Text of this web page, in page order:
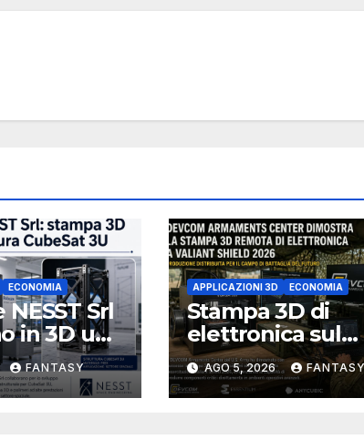
ECONOMIA
Srl
in 3D una
PEEK
FANTASY
APPLICAZIONI 3D ECONOMIA
Stampa 3D di
elettronica sul
campo il test
DEVCOM a
Shield 2026
AGO 5, 2026